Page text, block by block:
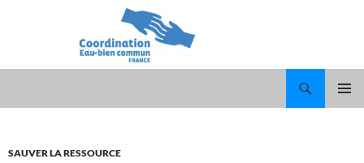
SAUVER LA RESSOURCE